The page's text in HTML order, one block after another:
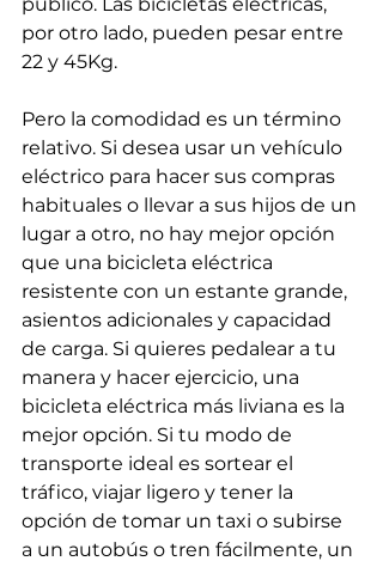
público. Las bicicletas eléctricas,
por otro lado, pueden pesar entre
22 y 45Kg.
Pero la comodidad es un término
relativo. Si desea usar un vehículo
eléctrico para hacer sus compras
habituales o llevar a sus hijos de un
lugar a otro, no hay mejor opción
que una bicicleta eléctrica
resistente con un estante grande,
asientos adicionales y capacidad
de carga. Si quieres pedalear a tu
manera y hacer ejercicio, una
bicicleta eléctrica más liviana es la
mejor opción. Si tu modo de
transporte ideal es sortear el
tráfico, viajar ligero y tener la
opción de tomar un taxi o subirse
a un autobús o tren fácilmente, un